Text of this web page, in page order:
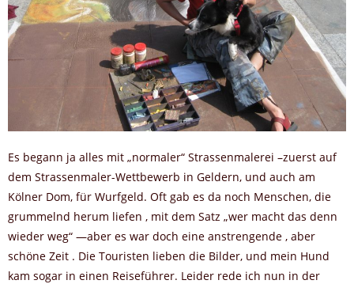
Es begann ja alles mit „normaler“ Strassenmalerei –zuerst auf
dem Strassenmaler-Wettbewerb in Geldern, und auch am
Kölner Dom, für Wurfgeld. Oft gab es da noch Menschen, die
grummelnd herum liefen , mit dem Satz „wer macht das denn
wieder weg“ —aber es war doch eine anstrengende , aber
schöne Zeit . Die Touristen lieben die Bilder, und mein Hund
kam sogar in einen Reiseführer. Leider rede ich nun in der